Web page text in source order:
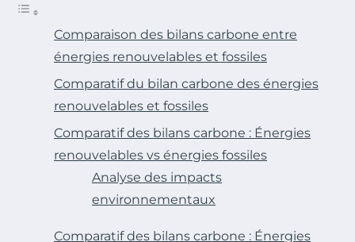
Comparaison des bilans carbone entre
énergies renouvelables et fossiles
Comparatif du bilan carbone des énergies
renouvelables et fossiles
Comparatif des bilans carbone : Énergies
renouvelables vs énergies fossiles
Analyse des impacts
environnementaux
Comparatif des bilans carbone : Énergies